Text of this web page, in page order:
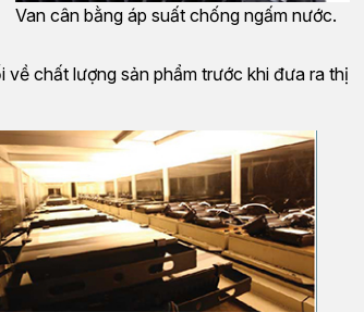
Van cân bằng áp suất chống ngấm nước.
chất lượng sản phẩm trước khi đưa ra thị